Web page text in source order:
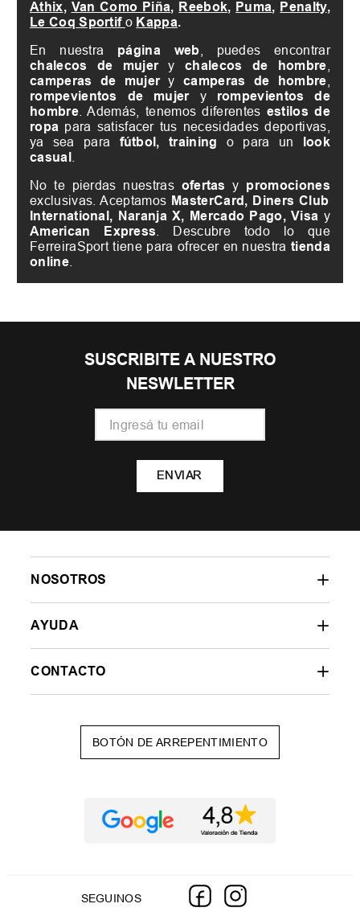
Athix, Van Como Piña, Reebok, Puma, Penalty,
Le Coq Sportif o Kappa.
En nuestra página web , puedes encontrar
chalecos de mujerychalecos de hombre
camperas de mujerycamperas de hombre
rompevientos de mujer y rompevientos de
hombre. Además, tenemos diferentes estilos de
ropa para satisfacer tus necesidades deportivas,
ya sea para fútbol, training o para un look
casual.
No te pierdas nuestras ofertasy promociones
exclusivas. Aceptamos MasterCard, Diners Club
International, Naranja X, Mercado Pago, Visa y
American Express . Descubre todo lo que
FerreiraSport tiene para ofrecer en nuestratienda
online.
SUSCRIBITE A NUESTRO
NESWLETTER
ENVIAR
NOSOTROS
AYUDA
CONTACTO
BOTÓN DE ARREPENTIMIENTO
SEGUINOS